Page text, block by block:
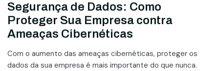
Segurança de Dados: Como
Proteger Sua Empresa contra
Ameaças Cibernéticas
Com o aumento das ameaças cibernéticas, proteger os
dados da sua empresa é mais importante do que nunca.